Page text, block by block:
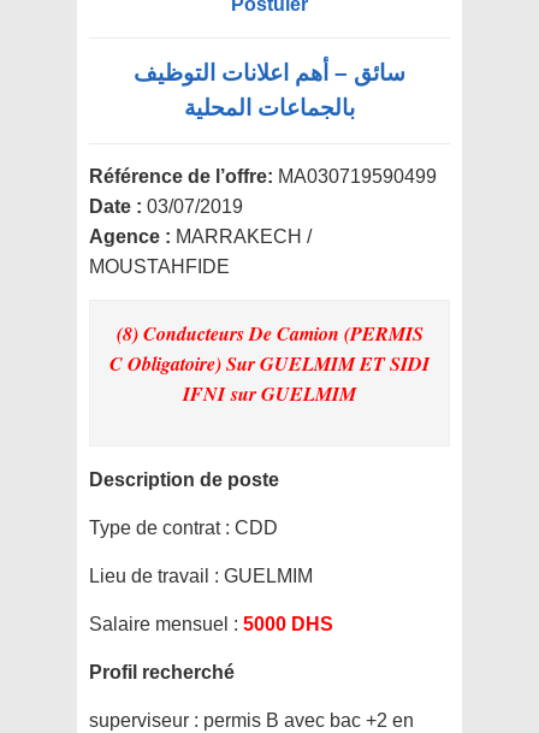
Postuler
سائق – أهم اعلانات التوظيف
بالجماعات المحلية
Référence de l’offre: MA030719590499
Date : 03/07/2019
Agence : MARRAKECH /
MOUSTAHFIDE
(8) Conducteurs De Camion (PERMIS
C Obligatoire) Sur GUELMIM ET SIDI
IFNIsur GUELMIM
Description de poste
Type de contrat : CDD
Lieu de travail : GUELMIM
Salaire mensuel : 5000 DHS
Profil recherché
superviseur : permis B avec bac +2 en